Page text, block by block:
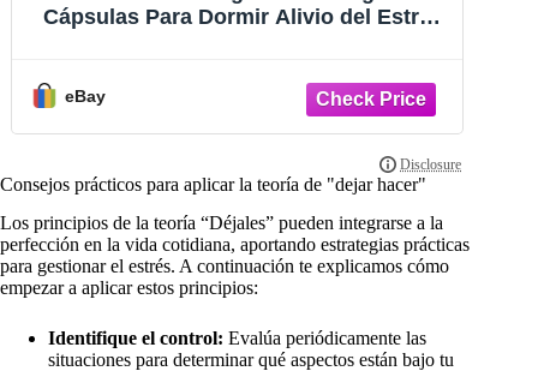
Cápsulas Para Dormir Alivio del Estrés
eBay
Consejos prácticos para aplicar la teoría de "dejar hacer"
Los principios de la teoría “Déjales” pueden integrarse a la
perfección en la vida cotidiana, aportando estrategias prácticas
para gestionar el estrés. A continuación te explicamos cómo
empezar a aplicar estos principios:
Identifique el control: Evalúa periódicamente las
situaciones para determinar qué aspectos están bajo tu